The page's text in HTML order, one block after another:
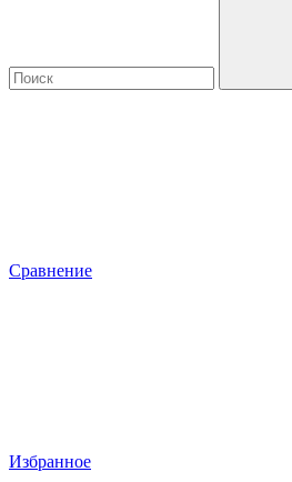
Сравнение
Избранное